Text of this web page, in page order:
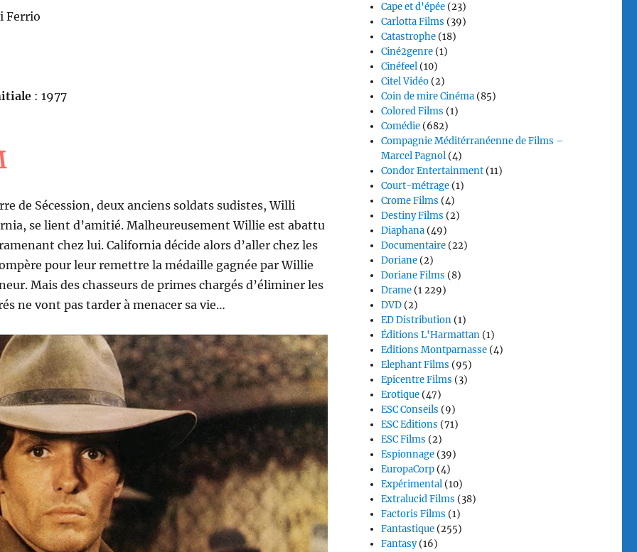
Ferrio
: 1977
de Sécession, deux anciens soldats sudistes, Willi
se lient d’amitié. Malheureusement Willie est abattu
chez lui. California décide alors d’aller chez les
pour leur remettre la médaille gagnée par Willie
Mais des chasseurs de primes chargés d’éliminer les
ne vont pas tarder à menacer sa vie…
Cape et d'épée (23)
Carlotta Films (39)
Catastrophe (18)
Ciné2genre (1)
Cinéfeel (10)
Citel Vidéo (2)
Coin de mire Cinéma (85)
Colored Films (1)
Comédie (682)
Compagnie Méditérranéenne de Films –
Marcel Pagnol (4)
Condor Entertainment (11)
Court-métrage (1)
Crome Films (4)
Destiny Films (2)
Diaphana (49)
Documentaire (22)
Doriane (2)
Doriane Films (8)
Drame (1 229)
DVD (2)
ED Distribution (1)
Éditions L'Harmattan (1)
Editions Montparnasse (4)
Elephant Films (95)
Epicentre Films (3)
Erotique (47)
ESC Conseils (9)
ESC Editions (71)
ESC Films (2)
Espionnage (39)
EuropaCorp (4)
Expérimental (10)
Extralucid Films (38)
Factoris Films (1)
Fantastique (255)
Fantasy(16)